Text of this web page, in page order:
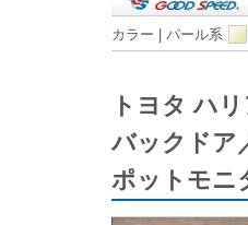
カラー | パール系
トヨタ ハ
バックドア
ポットモニ